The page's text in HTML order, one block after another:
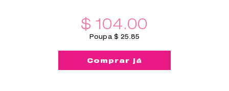
$ 104.00
Poupa $ 25.85
Comprar já